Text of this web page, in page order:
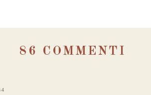
86 COMMENTI